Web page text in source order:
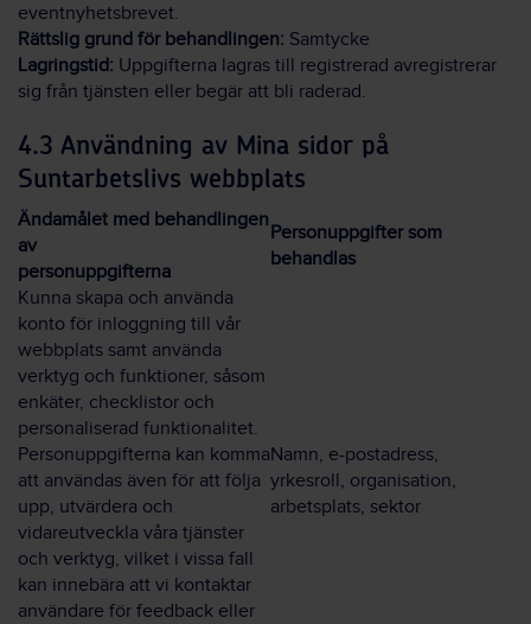
eventnyhetsbrevet.
Rättslig grund för behandlingen: Samtycke
Lagringstid: Uppgifterna lagras till registrerad avregistrerar
sig från tjänsten eller begär att bli raderad.
4.3 Användning av Mina sidor på
Suntarbetslivs webbplats
Ändamålet med behandlingen
av
personuppgifterna
Personuppgifter som
behandlas
Kunna skapa och använda
konto för inloggning till vår
webbplats samt använda
verktyg och funktioner, såsom
enkäter, checklistor och
personaliserad funktionalitet.
Personuppgifterna kan komma
att användas även för att följa
upp, utvärdera och
vidareutveckla våra tjänster
och verktyg, vilket i vissa fall
kan innebära att vi kontaktar
användare för feedback eller
Namn, e-postadress,
yrkesroll, organisation,
arbetsplats, sektor